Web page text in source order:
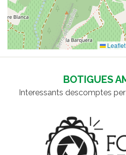
Leaflet
BOTIGUES
Interessants descomptes